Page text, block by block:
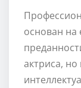
основан на
актриса,